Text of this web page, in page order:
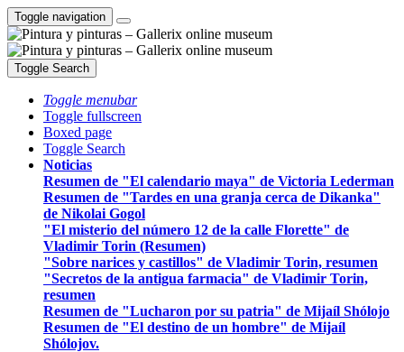
Toggle navigation
Toggle Search
Toggle menubar
Toggle fullscreen
Boxed page
Toggle Search
Noticias
Resumen de "El calendario maya" de Victoria Lederman
Resumen de "Tardes en una granja cerca de Dikanka"
de Nikolai Gogol
"El misterio del número 12 de la calle Florette" de
Vladimir Torin (Resumen)
"Sobre narices y castillos" de Vladimir Torin, resumen
"Secretos de la antigua farmacia" de Vladimir Torin,
resumen
Resumen de "Lucharon por su patria" de Mijaíl Shólojo
Resumen de "El destino de un hombre" de Mijaíl
Shólojov.